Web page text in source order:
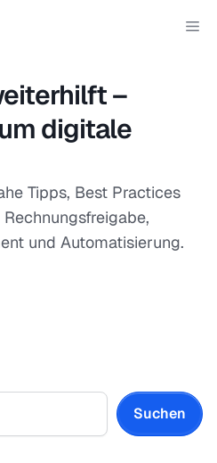
–
digitale
Tipps, Best Practices
und Automatisierung.
Suchen